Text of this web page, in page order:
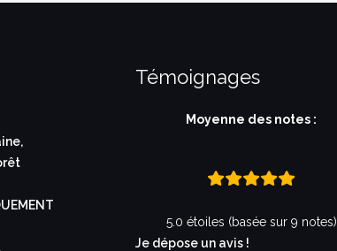
Témoignages
Moyenne des notes :
5.0 étoiles (basée sur 9 notes)
Je dépose un avis !